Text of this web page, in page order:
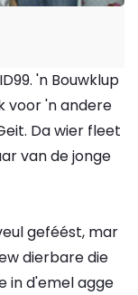
'n Bouwklup
voor 'n andere
Da wier fleet
van de jonge
geféést, mar
dierbare die
in d'emel agge